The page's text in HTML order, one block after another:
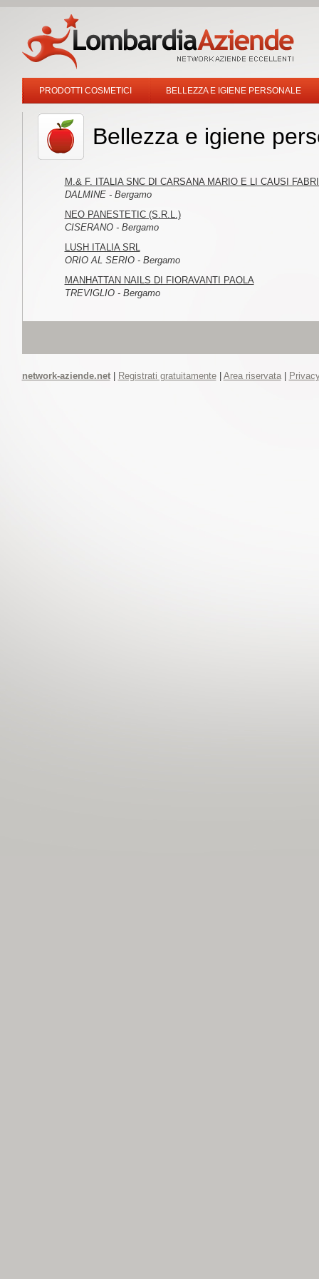
PRODOTTI COSMETICI BELLEZZA E IGIENE PERSONALE
Bellezza e igiene
M.& F. ITALIA SNC DI CARSANA MARIO E LI CAUSI
DALMINE - Bergamo
NEO PANESTETIC (S.R.L.)
CISERANO - Bergamo
LUSH ITALIA SRL
ORIO AL SERIO - Bergamo
MANHATTAN NAILS DI FIORAVANTI PAOLA
TREVIGLIO - Bergamo
network-aziende.net| Registrati gratuitamente| Area riservata|